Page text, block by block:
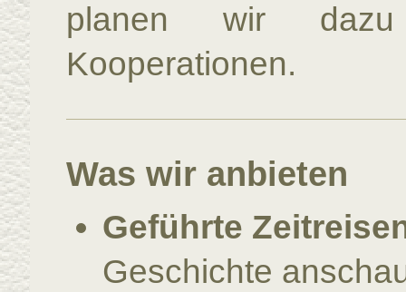
planen wir
Kooperationen.
Was wir anbieten
Geführte
Geschichte